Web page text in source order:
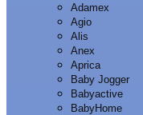
Adamex
Agio
Alis
Anex
Aprica
Baby Jogger
Babyactive
BabyHome